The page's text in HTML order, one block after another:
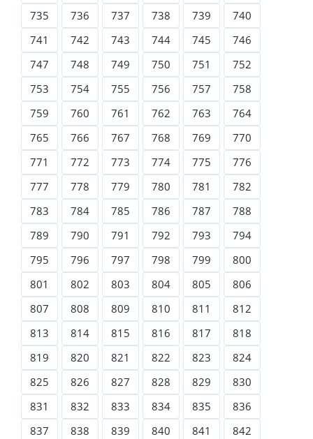
735
736 737 738 739
740
741
742 743 744 745
746
747
748 749 750 751
752
753
754 755 756 757
758
759
760 761 762 763
764
765
766 767 768 769
770
771
772 773 774 775
776
777
778 779 780 781
782
783
784 785 786 787
788
789
790 791 792 793
794
795
796 797 798 799
800
801
802 803 804 805
806
807
808 809 810 811
812
813
814 815 816 817
818
819
820 821 822 823
824
825
826 827 828 829
830
831
832 833 834 835
836
837
838 839 840 841
842